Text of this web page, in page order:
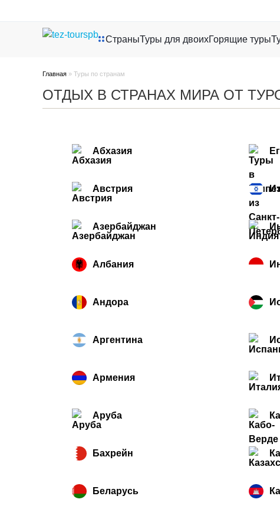
СтраныТуры для двоихГорящие туры
Главная » Туры по странам
ОТДЫХ В СТРАНАХ МИРА ОТ
Абхазия
Австрия
Азербайджан
Албания
Андора
Аргентина
Армения
Аруба
Бахрейн
Беларусь